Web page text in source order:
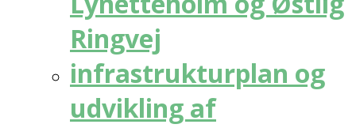
Ringvej
infrastrukturplan og
udvikling af